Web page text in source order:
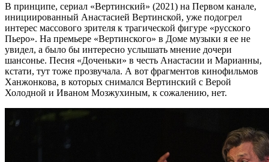
В принципе, сериал «Вертинский» (2021) на Первом канале,
инициированный Анастасией Вертинской, уже подогрел
интерес массового зрителя к трагической фигуре «русского
Пьеро». На премьере «Вертинского» в Доме музыки я ее не
увидел, а было бы интересно услышать мнение дочери
шансонье. Песня «Доченьки» в честь Анастасии и Марианны,
кстати, тут тоже прозвучала. А вот фрагментов кинофильмов
Ханжонкова, в которых снимался Вертинский с Верой
Холодной и Иваном Мозжухиным, к сожалению, нет.